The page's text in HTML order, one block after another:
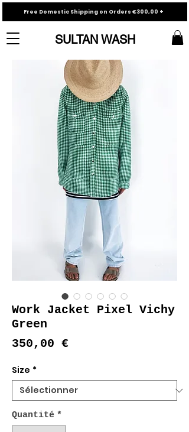
SULTAN WASH
Free Domestic Shipping on Orders €300,00 +
Work Jacket Pixel Vichy
Green
350,00 €Prix
Size *
Quantité *